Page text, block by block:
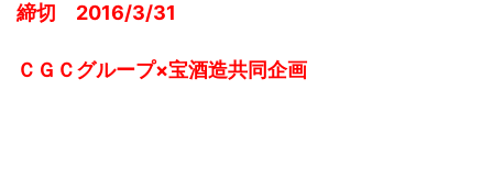
締切 2016/3/31
ＣＧＣグループ×宝酒造共同企画